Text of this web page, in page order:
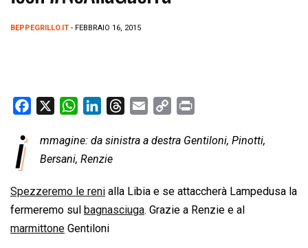
BEPPEGRILLO.IT - FEBBRAIO 16, 2015
o
o
k
W
a
t
A
p
p
n
k
d
I
n
r
d
s
a
p
i
n
i
i
mmagine: da sinistra a destra Gentiloni, Pinotti,
Bersani, Renzie
Spezzeremo le reni alla Libia e se attaccherà Lampedusa la
fermeremo sul bagnasciuga. Grazie a Renzie e al
marmittone Gentiloni